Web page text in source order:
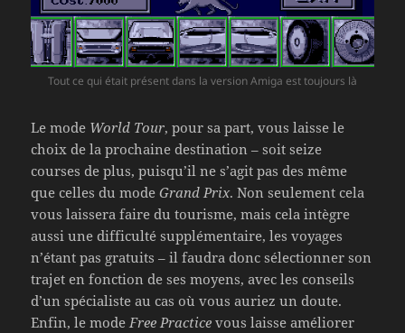
Tout ce qui était présent dans la version Amiga est toujours là
Le mode World Tour, pour sa part, vous laisse le
choix de la prochaine destination – soit seize
courses de plus, puisqu’il ne s’agit pas des même
que celles du modeGrand Prix. Non seulement cela
vous laissera faire du tourisme, mais cela intègre
aussi une difficulté supplémentaire, les voyages
n’étant pas gratuits – il faudra donc sélectionner son
trajet en fonction de ses moyens, avec les conseils
d’un spécialiste au cas où vous auriez un doute.
Enfin, le modeFree Practice vous laisse améliorer